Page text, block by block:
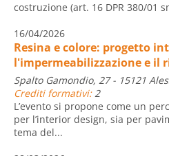
costruzione (art. 16 DPR 380/01
16/04/2026
Resina e colore: progetto
l'impermeabilizzazione e il
Spalto Gamondio, 27 - 15121
Crediti formativi:2
L’evento si propone come un
per l’interior design, sia per
tema del...